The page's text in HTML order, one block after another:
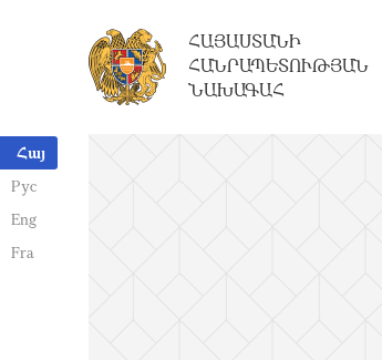
Հայ
Рус
Eng
Fra
ՀԱՅԱՍՏԱՆԻ
ՀԱՆՐԱՊԵՏՈՒԹՅԱՆ
ՆԱԽԱԳԱՀ